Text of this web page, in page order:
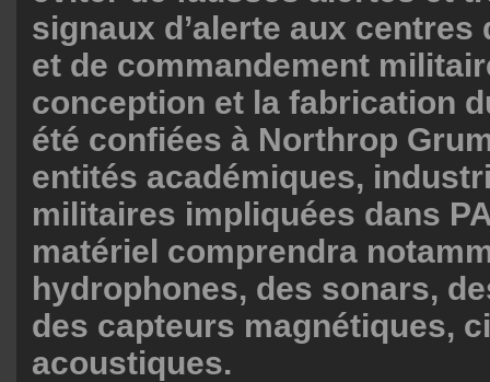
signaux d’alerte aux
et de commandement
conception et la fabrication
été confiées à Northrop
entités académiques,
militaires impliquées dans
matériel comprendra
hydrophones, des sonars,
des capteurs magnétiques,
acoustiques.